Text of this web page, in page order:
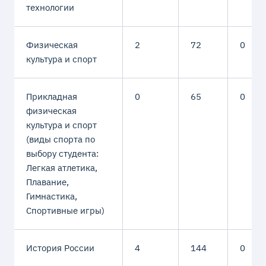
технологии
Физическая
культура и спорт
2 72 0
Прикладная
физическая
культура и спорт
(виды спорта по
выбору студента:
Легкая атлетика,
Плавание,
Гимнастика,
Спортивные игры)
0 65 0
История России 4 144 0